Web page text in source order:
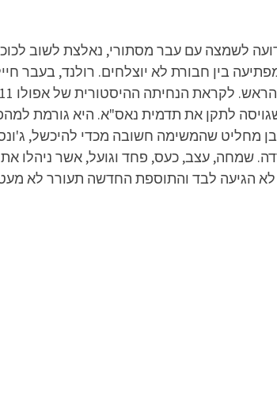
לשמצה עם עבר מסתורי, נאלצת לשוב
בין חבורת לא יוצלחים. רולנד, בעבר
לתקן את תדמית נאס"א. היא גורמת
מחליט שהמשימה חשובה מכדי להיכשל,
שמחה, עצב, כעס, פחד וגועל, אשר ניהלו
הגיעה לבד והתוספת החדשה תעורר לא